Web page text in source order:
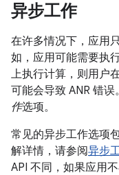
异步工作
在许多情况下，应用
如，应用可能需要执
上执行计算，则用户
可能会导致 ANR 错
作选项。
常见的异步工作选项
解详情，请参阅异步
API 不同，如果应用